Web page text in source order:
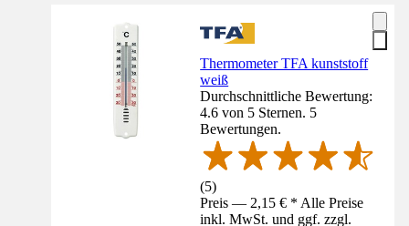
Thermometer TFA kunststoff
weiß
Durchschnittliche Bewertung:
4.6 von 5 Sternen. 5
Bewertungen.
(5)
Preis — 2,15 € * Alle Preise
inkl. MwSt. und ggf. zzgl.